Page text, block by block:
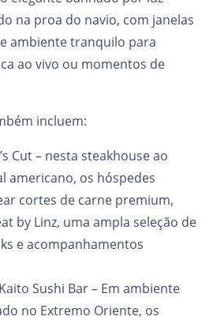
na proa do navio, com janelas
ambiente tranquilo para
ao vivo ou momentos de
incluem:
Cut – nesta steakhouse ao
americano, os hóspedes
cortes de carne premium,
by Linz, uma ampla seleção de
e acompanhamentos
Kaito Sushi Bar – Em ambiente
no Extremo Oriente, os